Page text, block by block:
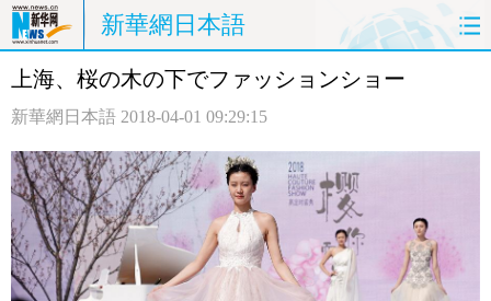
新華網日本語
ホームページ 政治 経済
観光 評論
中日対訳
上海、桜の木の下でファッションショー
新華網日本語 2018-04-01 09:29:15